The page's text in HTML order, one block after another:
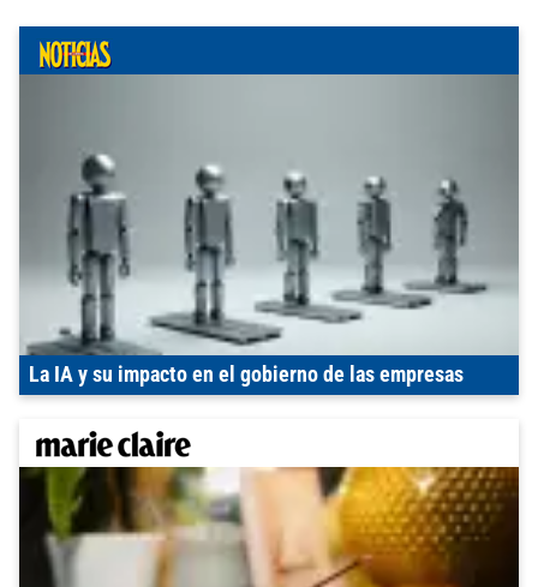
La IA y su impacto en el gobierno de las empresas